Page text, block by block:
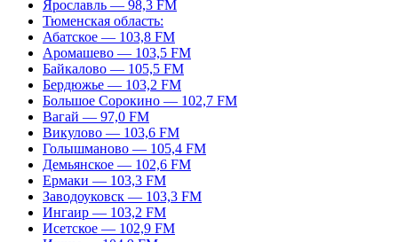
Ярославль — 98,3 FM
Тюменская область:
Абатское — 103,8 FM
Аромашево — 103,5 FM
Байкалово — 105,5 FM
Бердюжье — 103,2 FM
Большое Сорокино — 102,7 FM
Вагай — 97,0 FM
Викулово — 103,6 FM
Голышманово — 105,4 FM
Демьянское — 102,6 FM
Ермаки — 103,3 FM
Заводоуковск — 103,3 FM
Ингаир — 103,2 FM
Исетское — 102,9 FM